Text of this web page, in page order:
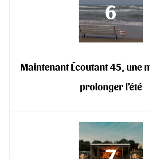
Maintenant Écoutant 45, une
prolonger l’été